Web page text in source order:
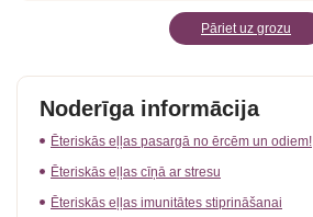
Pāriet uz grozu
Noderīga informācija
Ēteriskās eļļas pasargā no ērcēm un odiem!
Ēteriskās eļļas cīņā ar stresu
Ēteriskās eļļas imunitātes stiprināšanai